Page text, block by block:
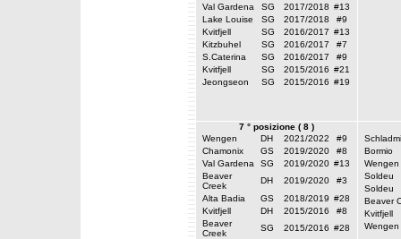
Val Gardena
SG 2017/2018 #13
Lake Louise
SG 2017/2018
#9
Kvitfjell
SG 2016/2017 #13
Kitzbuhel
SG 2016/2017
#7
S.Caterina
SG 2016/2017
#9
Kvitfjell
SG 2015/2016 #21
Jeongseon
SG 2015/2016 #19
7 ° posizione ( 8 )
Wengen
DH 2021/2022
#9
Chamonix
GS 2019/2020
#8
Val Gardena
SG 2019/2020 #13
Beaver
Creek
DH 2019/2020
#3
Alta Badia
GS 2018/2019 #28
Kvitfjell
DH 2015/2016
#8
Beaver
Creek
SG 2015/2016 #28
Bormio
Wengen
Soldeu
Soldeu
Beaver
Kvitfjell
Wengen